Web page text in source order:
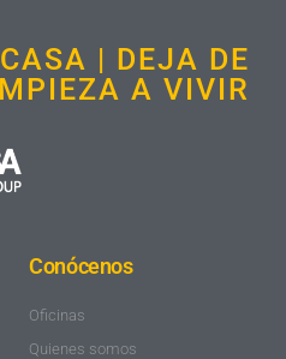
| DEJA DE
A VIVIR
Conócenos
Oficinas
Quienes somos